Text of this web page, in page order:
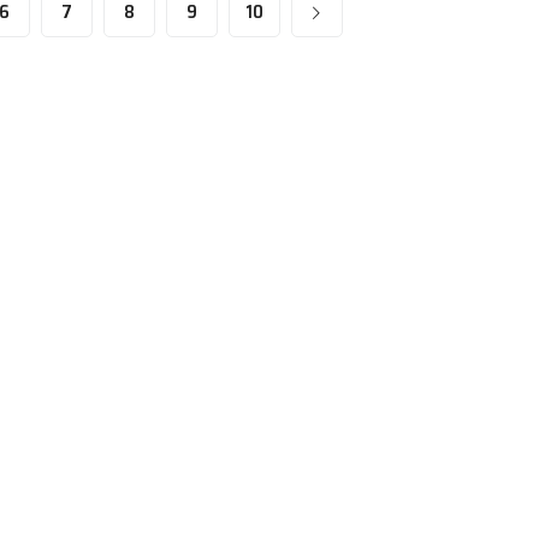
6 7 8 9 10